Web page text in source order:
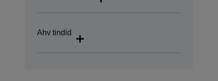
Ahv tindid